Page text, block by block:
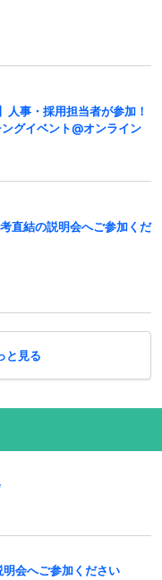
人事・採用担当者が参加！
グイベント@オンライン
直結の説明会へご参加くだ
と見る
明会へご参加ください